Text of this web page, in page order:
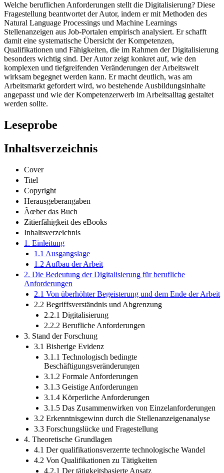
Welche beruflichen Anforderungen stellt die Digitalisierung? Diese
Fragestellung beantwortet der Autor, indem er mit Methoden des
Natural Language Processings und Machine Learnings
Stellenanzeigen aus Job-Portalen empirisch analysiert. Er schafft
damit eine systematische Übersicht der Kompetenzen,
Qualifikationen und Fähigkeiten, die im Rahmen der Digitalisierung
besonders wichtig sind. Der Autor zeigt konkret auf, wie den
komplexen und tiefgreifenden Veränderungen der Arbeitswelt
wirksam begegnet werden kann. Er macht deutlich, was am
Arbeitsmarkt gefordert wird, wo bestehende Ausbildungsinhalte
angepasst und wie der Kompetenzerwerb im Arbeitsalltag gestaltet
werden sollte.
Leseprobe
Inhaltsverzeichnis
Cover
Titel
Copyright
Herausgeberangaben
Ãœber das Buch
Zitierfähigkeit des eBooks
Inhaltsverzeichnis
1. Einleitung
1.1 Ausgangslage
1.2 Aufbau der Arbeit
2. Die Bedeutung der Digitalisierung für berufliche
Anforderungen
2.1 Von überhöhter Begeisterung und dem Ende der Arbeit
2.2 Begriffsverständnis und Abgrenzung
2.2.1 Digitalisierung
2.2.2 Berufliche Anforderungen
3. Stand der Forschung
3.1 Bisherige Evidenz
3.1.1 Technologisch bedingte
Beschäftigungsveränderungen
3.1.2 Formale Anforderungen
3.1.3 Geistige Anforderungen
3.1.4 Körperliche Anforderungen
3.1.5 Das Zusammenwirken von Einzelanforderungen
3.2 Erkenntnisgewinn durch die Stellenanzeigenanalyse
3.3 Forschungslücke und Fragestellung
4. Theoretische Grundlagen
4.1 Der qualifikationsverzerrte technologische Wandel
4.2 Von Qualifikationen zu Tätigkeiten
4.2.1 Der tätigkeitsbasierte Ansatz